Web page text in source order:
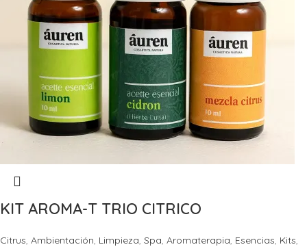
KIT AROMA-T TRIO CITRICO
Citrus, Ambientación, Limpieza, Spa, Aromaterapia, Esencias, Kits,